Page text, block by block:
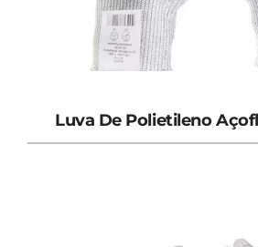
Luva De Polietileno